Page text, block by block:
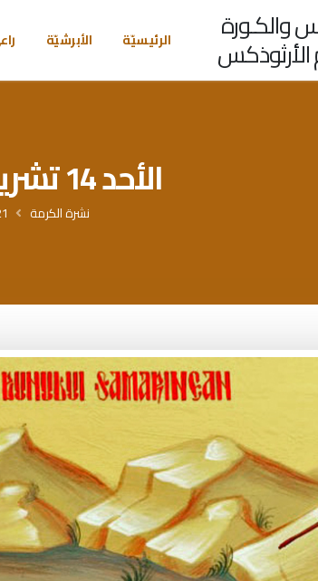
والكـورة
الأرثوذكس الرئيسيّة الأبرشيّة
الأحد 14 تشرين الثاني 2021
نشرة الكرمة